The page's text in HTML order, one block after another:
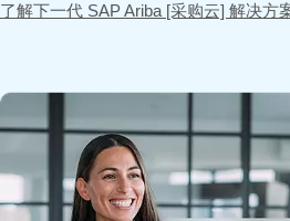
了解下一代 SAP Ariba [采购云] 解决方